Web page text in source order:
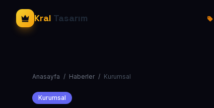
Kral Tasarım
Anasayfa / Haberler / Kurumsal
Kurumsal